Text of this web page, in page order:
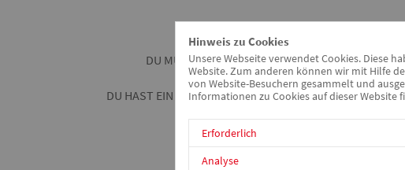
DU HAST DAS RECHT, SO ZU
DU MUSST DICH NICHT VERSTELLEN UND SO
DU HAST EIN RECHT AUF DEN HEUTIGEN TAG, JEDER
DU, KIND, WIRST NICHT ERST
Hinweis zu Cookies
Unsere Webseite verwendet Cookies. Diese
Website. Zum anderen können wir mit Hilfe
von Website-Besuchern gesammelt und
Informationen zu Cookies auf dieser Website
Erforderlich
Analyse